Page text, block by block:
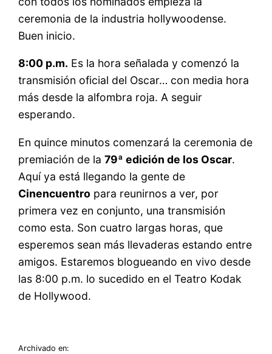
ceremonia de la industria hollywoodense.
Buen inicio.
8:00 p.m. Es la hora señalada y comenzó la
transmisión oficial del Oscar… con media hora
más desde la alfombra roja. A seguir
esperando.
En quince minutos comenzará la ceremonia de
premiación de la79ª edición de los Oscar.
Aquí ya está llegando la gente de
Cinencuentro para reunirnos a ver, por
primera vez en conjunto, una transmisión
como esta. Son cuatro largas horas, que
esperemos sean más llevaderas estando entre
amigos. Estaremos blogueando en vivo desde
las 8:00 p.m. lo sucedido en el Teatro Kodak
de Hollywood.
Archivado en: